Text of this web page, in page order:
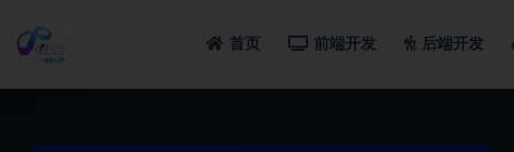
首页 前端开发 后端开发